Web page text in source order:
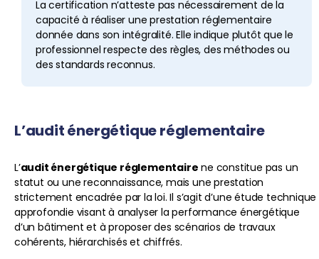
La certification n’atteste pas nécessairement de la
capacité à réaliser une prestation réglementaire
donnée dans son intégralité. Elle indique plutôt que le
professionnel respecte des règles, des méthodes ou
des standards reconnus.
L’audit énergétique réglementaire
L’audit énergétique réglementaire ne constitue pas un
statut ou une reconnaissance, mais une prestation
strictement encadrée par la loi. Il s’agit d’une étude technique
approfondie visant à analyser la performance énergétique
d’un bâtiment et à proposer des scénarios de travaux
cohérents, hiérarchisés et chiffrés.